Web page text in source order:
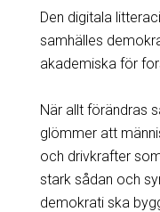
Den digitala
samhälles
akademiska för
När allt förändras
glömmer att
och drivkrafter
stark sådan och
demokrati ska